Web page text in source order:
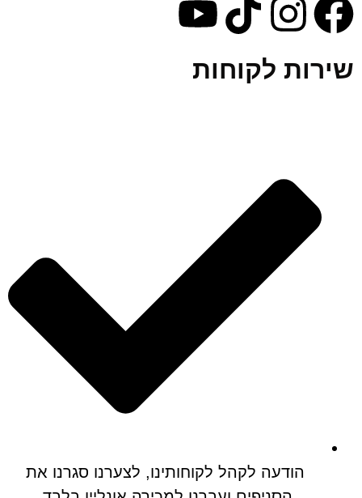
לקוחות
הודעה לקהל לקוחותינו, לצערנו סגרנו את